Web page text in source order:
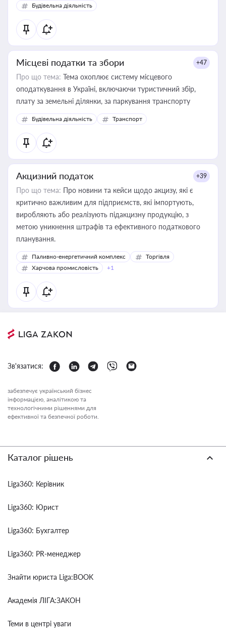
Будівельна діяльність
Місцеві податки та збори +47
Про що тема: Тема охоплює систему місцевого
оподаткування в Україні, включаючи туристичний збір,
плату за земельні ділянки, за паркування транспорту
Будівельна діяльність Транспорт
Акцизний податок +39
Про що тема: Про новини та кейси щодо акцизу, які є
критично важливим для підприємств, які імпортують,
виробляють або реалізують підакцизну продукцію, з
метою уникнення штрафів та ефективного податкового
планування.
Паливно-енергетичний комплекс
Торгівля
Харчова промисловість
+1
Зв'язатися:
забезпечує український бізнес
інформацією, аналітикою та
технологічними рішеннями для
ефективної та безпечної роботи.
Каталог рішень
Liga360: Керівник
Liga360: Юрист
Liga360: Бухгалтер
Liga360: PR-менеджер
Знайти юриста Liga:BOOK
Академія ЛІГА:ЗАКОН
Теми в центрі уваги